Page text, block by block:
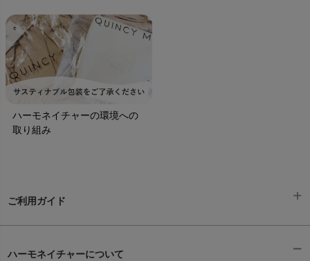
ハーモネイチャーの環境への
取り組み
ご利用ガイド
ハーモネイチャーについて